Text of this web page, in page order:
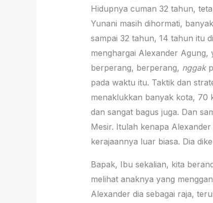
Hidupnya cuman 32 tahun,
Yunani masih dihormati,
sampai 32 tahun, 14 tahun itu
menghargai Alexander Agung,
berperang, berperang, nggak
pada waktu itu. Taktik dan
menaklukkan banyak kota, 70
dan sangat bagus juga. Dan
Mesir. Itulah kenapa
kerajaannya luar biasa. Dia
Bapak, Ibu sekalian, kita
melihat anaknya yang
Alexander dia sebagai raja,